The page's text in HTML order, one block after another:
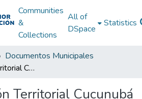
Communities
&
Collections
All of
DSpace
Statistics
Documentos Municipales
Plan de Acción Territorial Cucunubá Cundinamarca 2013: PAT Cucunubá Cundinamarca 2013
Territorial Cucunubá